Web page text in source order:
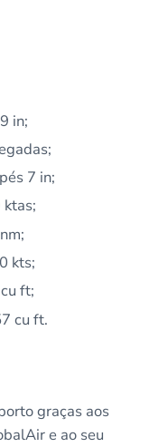
in;
7 in;
kts;
ft;
cu ft.
graças aos
e ao seu